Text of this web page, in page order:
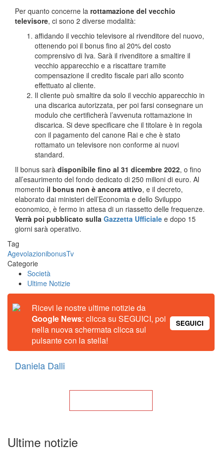
Per quanto concerne la rottamazione del vecchio
televisore, ci sono 2 diverse modalità:
affidando il vecchio televisore al rivenditore del nuovo,
ottenendo poi il bonus fino al 20% del costo
comprensivo di Iva. Sarà il rivenditore a smaltire il
vecchio apparecchio e a riscattare tramite
compensazione il credito fiscale pari allo sconto
effettuato al cliente.
Il cliente può smaltire da solo il vecchio apparecchio in
una discarica autorizzata, per poi farsi consegnare un
modulo che certificherà l’avvenuta rottamazione in
discarica. Si deve specificare che il titolare è in regola
con il pagamento del canone Rai e che è stato
rottamato un televisore non conforme ai nuovi
standard.
Il bonus sarà disponibile fino al 31 dicembre 2022, o fino
all’esaurimento del fondo dedicato di 250 milioni di euro. Al
momento il bonus non è ancora attivo, e il decreto,
elaborato dai ministeri dell’Economia e dello Sviluppo
economico, è fermo in attesa di un riassetto delle frequenze.
Verrà poi pubblicato sulla Gazzetta Ufficiale e dopo 15
giorni sarà operativo.
Tag
AgevolazionibonusTv
Categorie
Società
Ultime Notizie
Ricevi le nostre ultime notizie da
Google News: clicca su SEGUICI, poi
nella nuova schermata clicca sul
pulsante con la stella!
SEGUICI
Daniela Dalli
Ultime notizie